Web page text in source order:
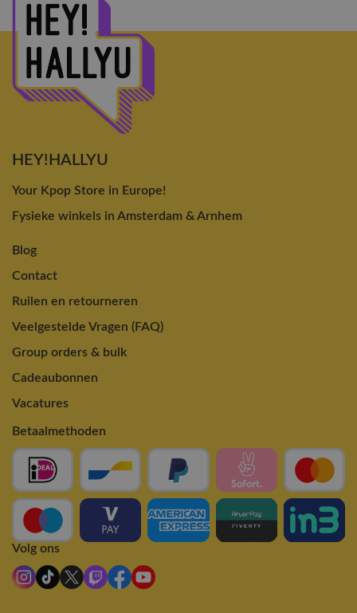
HEY!HALLYU
Your Kpop Store in Europe!
Fysieke winkels in Amsterdam & Arnhem
Blog
Contact
Ruilen en retourneren
Veelgestelde Vragen (FAQ)
Group orders & bulk
Cadeaubonnen
Vacatures
Betaalmethoden
Volg ons